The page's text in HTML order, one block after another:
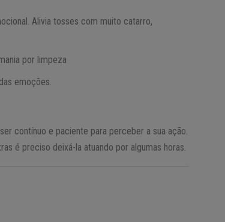
Alivia tosses com muito catarro,
por limpeza
emoções.
contínuo e paciente para perceber a sua ação.
é preciso deixá-la atuando por algumas horas.